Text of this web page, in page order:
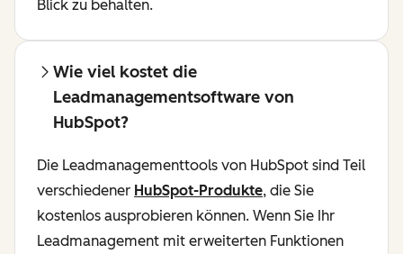
Blick zu behalten.
Wie viel kostet die
Leadmanagementsoftware von
HubSpot?
Die Leadmanagementtools von HubSpot sind Teil
verschiedener HubSpot-Produkte, die Sie
kostenlos ausprobieren können. Wenn Sie Ihr
Leadmanagement mit erweiterten Funktionen